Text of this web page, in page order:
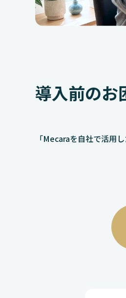
導入前のお
「Mecaraを自社で活用